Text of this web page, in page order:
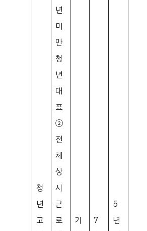
청
년
고
년
미
만
청
년
대
표
②
전
체
상
시
근
로
기
7
5
년